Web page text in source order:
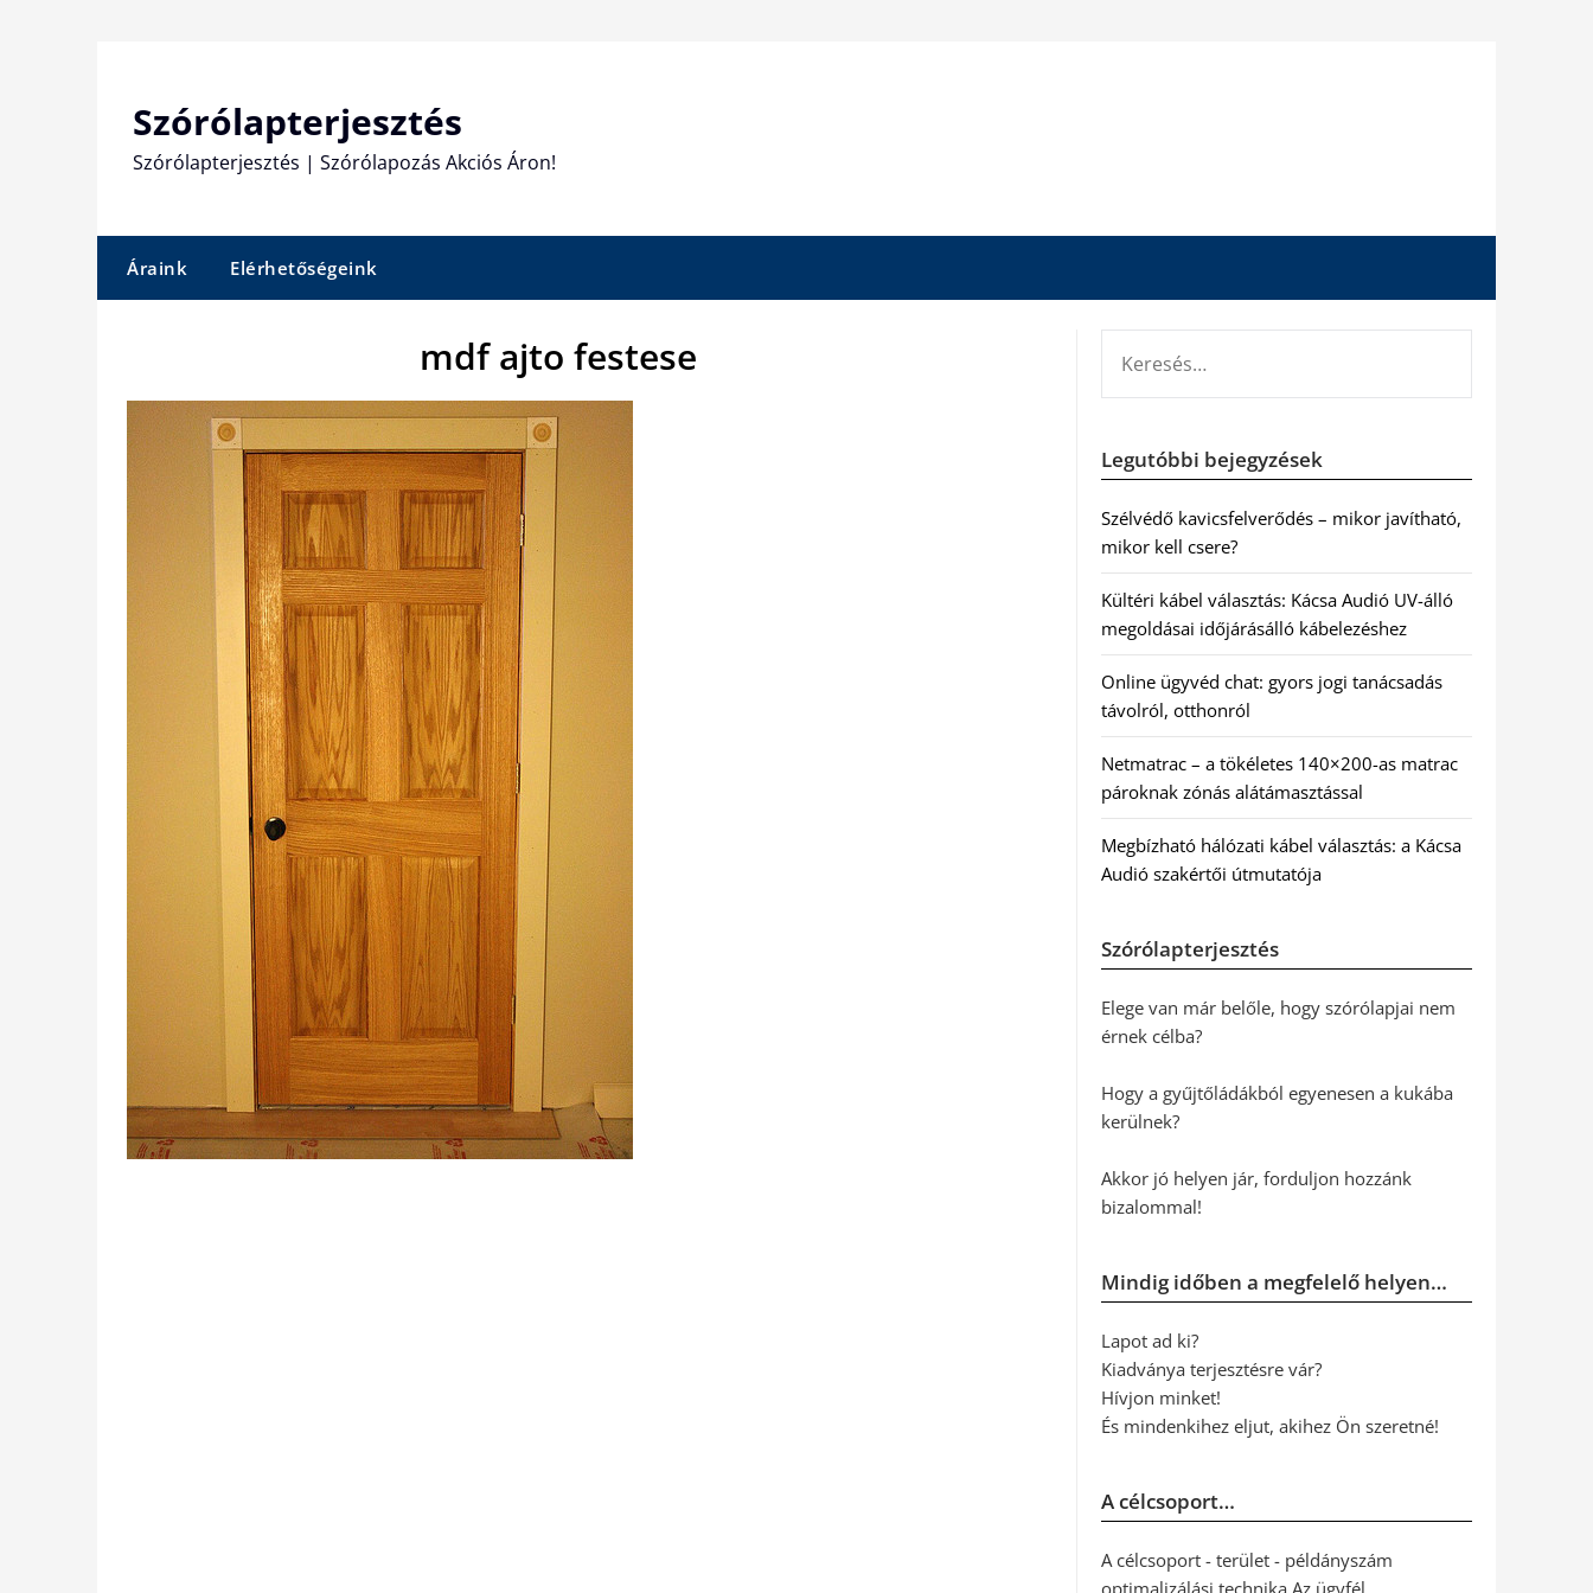
Szórólapterjesztés
Szórólapterjesztés | Szórólapozás Akciós Áron!
Áraink Elérhetőségeink
mdf ajto festese
Legutóbbi bejegyzések
Szélvédő kavicsfelverődés – mikor javítható,
mikor kell csere?
Kültéri kábel választás: Kácsa Audió UV-álló
megoldásai időjárásálló kábelezéshez
Online ügyvéd chat: gyors jogi tanácsadás
távolról, otthonról
Netmatrac – a tökéletes 140×200-as matrac
pároknak zónás alátámasztással
Megbízható hálózati kábel választás: a Kácsa
Audió szakértői útmutatója
Szórólapterjesztés
Elege van már belőle, hogy szórólapjai nem
érnek célba?
Hogy a gyűjtőládákból egyenesen a kukába
kerülnek?
Akkor jó helyen jár, forduljon hozzánk
bizalommal!
Mindig időben a megfelelő helyen…
Lapot ad ki?
Kiadványa terjesztésre vár?
Hívjon minket!
És mindenkihez eljut, akihez Ön szeretné!
A célcsoport…
A célcsoport - terület - példányszám
optimalizálási technika Az ügyfél